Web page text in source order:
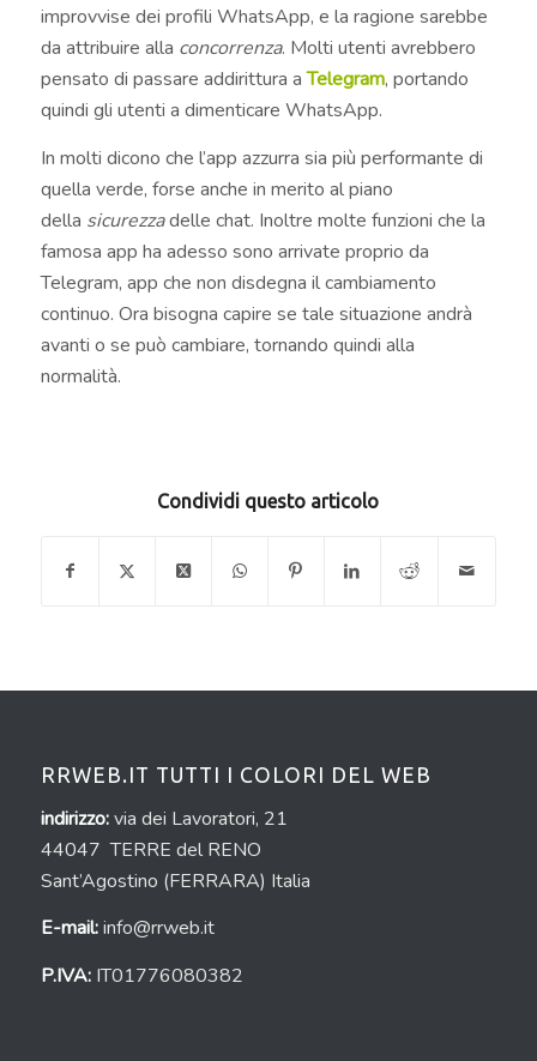
improvvise dei profili WhatsApp, e la ragione sarebbe
da attribuire alla concorrenza. Molti utenti avrebbero
pensato di passare addirittura aTelegram, portando
quindi gli utenti a dimenticare WhatsApp.
In molti dicono che l’app azzurra sia più performante di
quella verde, forse anche in merito al piano
della sicurezzadelle chat. Inoltre molte funzioni che la
famosa app ha adesso sono arrivate proprio da
Telegram, app che non disdegna il cambiamento
continuo. Ora bisogna capire se tale situazione andrà
avanti o se può cambiare, tornando quindi alla
normalità.
Condividi questo articolo
RRWEB.IT TUTTI I COLORI DEL WEB
indirizzo:via dei Lavoratori, 21
44047 TERRE del RENO
Sant’Agostino (FERRARA) Italia
E-mail:info@rrweb.it
P.IVA:IT01776080382